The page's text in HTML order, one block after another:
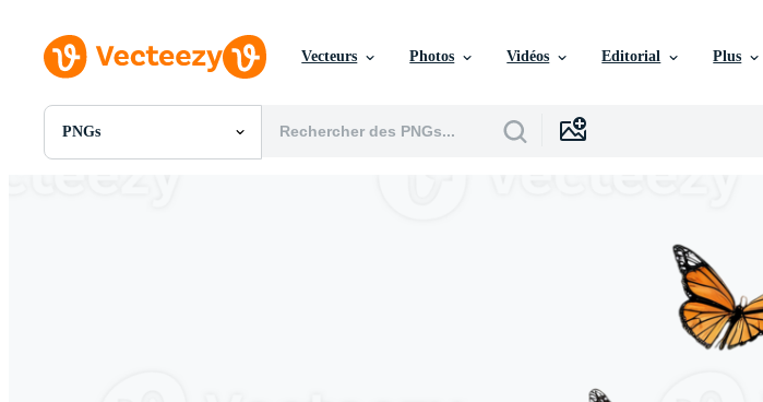
Vecteurs Photos Vidéos Editorial Plus
PNGs
Toutes Images